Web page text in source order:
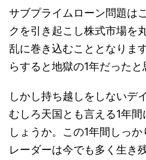
サブプライムローン問題は
クを引き起こし株式市場を
乱に巻き込むこととなりま
らすると地獄の1年だったと
しかし持ち越しをしないデ
むしろ天国とも言える1年
しょうか。この1年間しっ
レーダーは今でも多く生き